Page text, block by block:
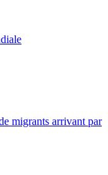
migrants arrivant par